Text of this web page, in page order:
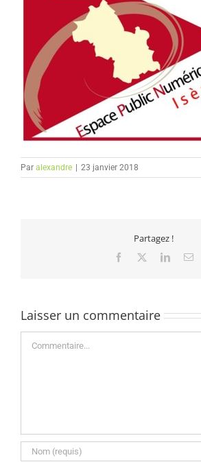
Par alexandre 23 janvier 2018
Partagez !
Facebook LinkedIn
Laisser un commentaire